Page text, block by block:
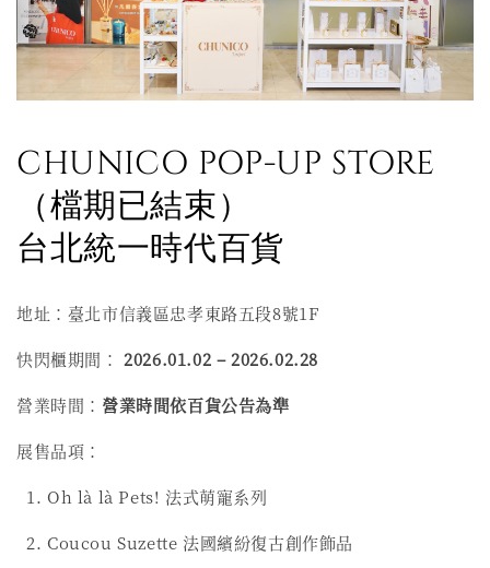
CHUNICO POP-UP STORE
（檔期已結束）
台北統一時代百貨
地址：臺北市信義區忠孝東路五段8號1F
快閃櫃期間： 2026.01.02 – 2026.02.28
營業時間： 營業時間依百貨公告為準
展售品項：
1. Oh là là Pets! 法式萌寵系列
2. Coucou Suzette 法國繽紛復古創作飾品